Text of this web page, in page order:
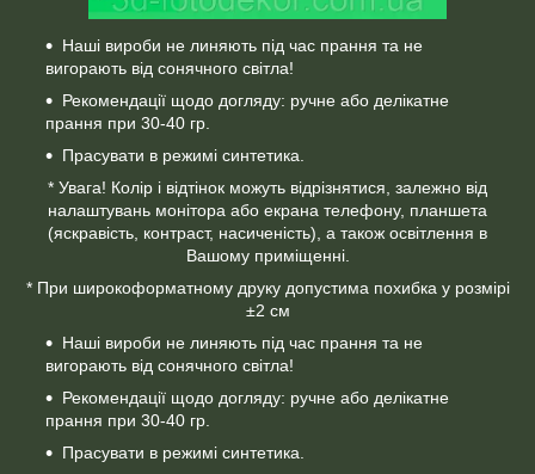
Наші вироби не линяють під час прання та не
вигорають від сонячного світла!
Рекомендації щодо догляду: ручне або делікатне
прання при 30-40 гр.
Прасувати в режимі синтетика.
* Увага! Колір і відтінок можуть відрізнятися, залежно від
налаштувань монітора або екрана телефону, планшета
(яскравість, контраст, насиченість), а також освітлення в
Вашому приміщенні.
* При широкоформатному друку допустима похибка у розмірі
±2 см
Наші вироби не линяють під час прання та не
вигорають від сонячного світла!
Рекомендації щодо догляду: ручне або делікатне
прання при 30-40 гр.
Прасувати в режимі синтетика.